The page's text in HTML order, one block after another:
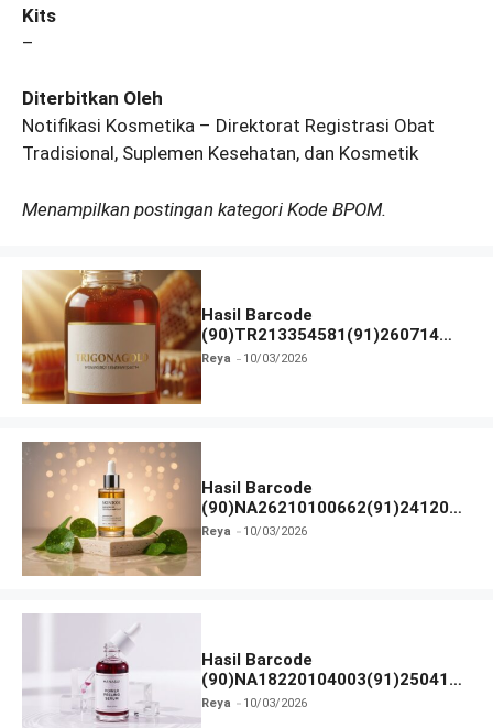
Kits
–
Diterbitkan Oleh
Notifikasi Kosmetika – Direktorat Registrasi Obat
Tradisional, Suplemen Kesehatan, dan Kosmetik
Menampilkan postingan kategori Kode BPOM.
Hasil Barcode
(90)TR213354581(91)260714
dan Izin BPOM
Reya 10/03/2026
Hasil Barcode
(90)NA26210100662(91)241203
dan Izin BPOM
Reya 10/03/2026
Hasil Barcode
(90)NA18220104003(91)250418
dan Izin BPOM
Reya 10/03/2026